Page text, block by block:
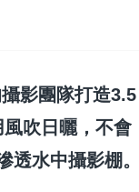
影團隊打造3.5
吹日曬，不會
水中攝影棚。